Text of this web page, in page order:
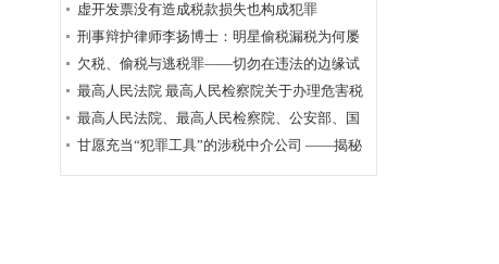
扣税款发票罪刑事辩护案
虚开发票没有造成税款损失也构成犯罪
刑事辩护律师李扬博士：明星偷税漏税为何屡
禁不止？
欠税、偷税与逃税罪——切勿在违法的边缘试
探
最高人民法院 最高人民检察院关于办理危害税
收征管刑事案件适用法律若干问题的解释
最高人民法院、最高人民检察院、公安部、国
家安全部、司法部印发《关于适用认罪认罚从
宽制度的指导意见》的通知
甘愿充当“犯罪工具”的涉税中介公司 ——揭秘
涉税中介福州金汇鑫财税咨询有限公司帮助其